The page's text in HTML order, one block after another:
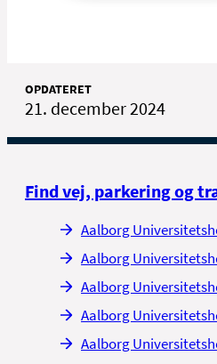
OPDATERET
21. december 2024
Find vej, parkering og
Aalborg
Aalborg
Aalborg
Aalborg
Aalborg